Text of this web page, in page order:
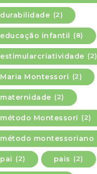
durabilidade (2)
educação infantil (8)
estimularcriatividade (2)
Maria Montessori (2)
maternidade (2)
método Montessori (2)
método montessoriano
pai (2) pais (2)